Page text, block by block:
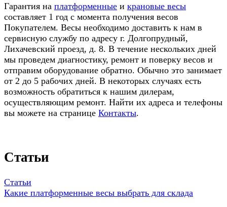
Гарантия на платформенные и крановые весы
составляет 1 год с момента получения весов
Покупателем. Весы необходимо доставить к нам в
сервисную службу по адресу г. Долгопрудный,
Лихачевский проезд, д. 8. В течение нескольких дней
мы проведем диагностику, ремонт и поверку весов и
отправим оборудование обратно. Обычно это занимает
от 2 до 5 рабочих дней. В некоторых случаях есть
возможность обратиться к нашим дилерам,
осуществляющим ремонт. Найти их адреса и телефоны
вы можете на странице Контакты.
Статьи
Статьи
Какие платформенные весы выбрать для склада